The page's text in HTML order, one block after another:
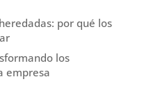
por qué los
los
empresa